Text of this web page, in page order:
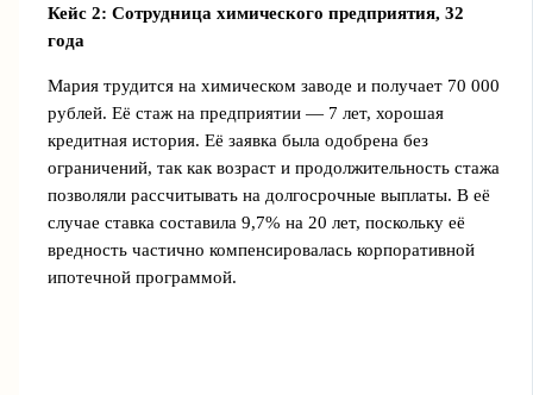
Кейс 2: Сотрудница химического предприятия, 32
года
Мария трудится на химическом заводе и получает 70 000
рублей. Её стаж на предприятии — 7 лет, хорошая
кредитная история. Её заявка была одобрена без
ограничений, так как возраст и продолжительность стажа
позволяли рассчитывать на долгосрочные выплаты. В её
случае ставка составила 9,7% на 20 лет, поскольку её
вредность частично компенсировалась корпоративной
ипотечной программой.